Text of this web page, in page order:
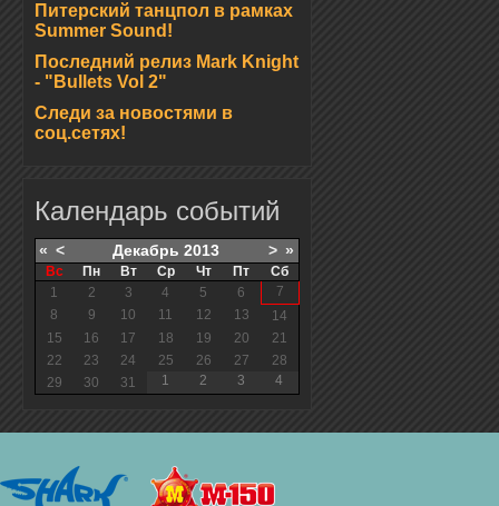
Питерский танцпол в рамках
Summer Sound!
Последний релиз Mark Knight
- "Bullets Vol 2"
Следи за новостями в
соц.сетях!
Календарь событий
« < Декабрь 2013 > »
Вс Пн Вт Ср Чт Пт
Сб
1
2 3 4 5 6
7
8
9 10 11 12 13
14
15
16 17 18 19 20
21
22
23 24 25 26 27
28
29
30 31 1 2 3 4